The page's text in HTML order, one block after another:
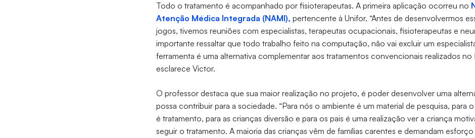
Todo o tratamento é acompanhado por fisioterapeutas. A primeira aplicação ocorreu no
Atenção Médica Integrada (NAMI), pertencente à Unifor. “Antes de desenvolvermos
jogos, tivemos reuniões com especialistas, terapeutas ocupacionais, fisioterapeutas e
importante ressaltar que todo trabalho feito na computação, não vai excluir um
ferramenta é uma alternativa complementar aos tratamentos convencionais realizados no
esclarece Victor.
O professor destaca que sua maior realização no projeto, é poder desenvolver uma
possa contribuir para a sociedade. “Para nós o ambiente é um material de pesquisa, para
é tratamento, para as crianças diversão e para os pais é uma realização ver a criança
seguir o tratamento. A maioria das crianças vêm de famílias carentes e demandam